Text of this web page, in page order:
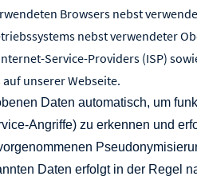
Browsers nebst
nebst verwendeter
Service-Providers (ISP)
unserer Webseite.
Daten automatisch, um
Angriffe) zu erkennen und
Daten erfolgt in der Regel